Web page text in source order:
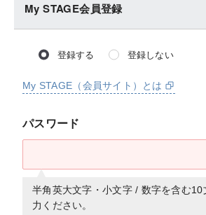
My STAGE会員登録
登録する 登録しない
My STAGE（会員サイト）とは
パスワード
半角英大文字・小文字 / 数字を含む10
力ください。